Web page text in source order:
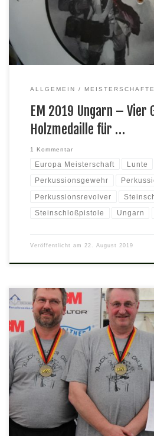
Erfolgen hatten zwei hessische
Reinheim und Walter Massing von Tell
ALLGEMEIN
EM 2019 Ungarn – Vier
Holzmedaille für …
1 Kommentar
Europa Meisterschaft Lunte
Perkussionsgewehr
Perkussionsrevolver
Steinschloßpistole Ungarn
Veröffentlicht am 22. August 2019
Deutsche Meisterschaften der
Pforzheim Die Titelverteidigung mit
verpassten die Reinheimer
Rückstand auf den SV Langenforth. Für
Bronzemedaille und im Einzel
das Podium. Der zweifache Deutsche
belegte Rang fünf. […]